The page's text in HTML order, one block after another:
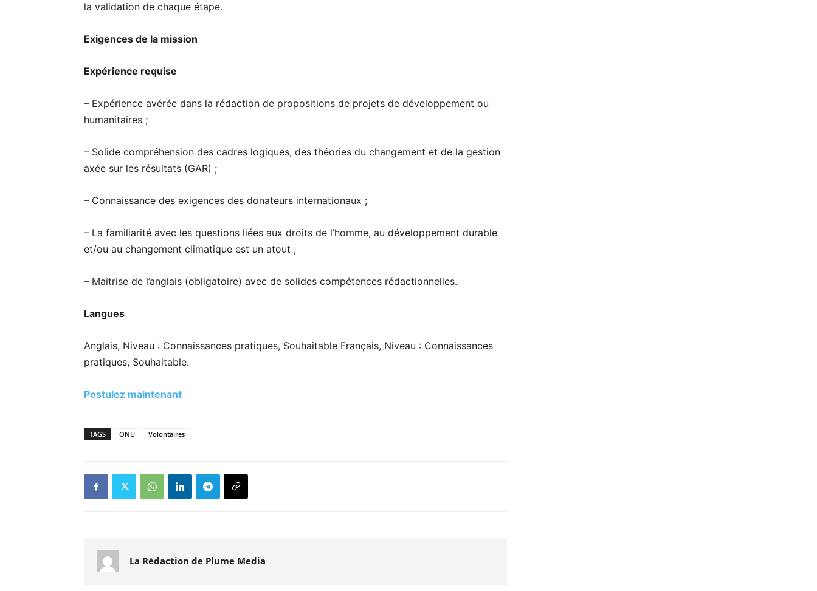
la validation de chaque étape.
Exigences de la mission
Expérience requise
– Expérience avérée dans la rédaction de propositions de projets de développement ou
humanitaires ;
– Solide compréhension des cadres logiques, des théories du changement et de la gestion
axée sur les résultats (GAR) ;
– Connaissance des exigences des donateurs internationaux ;
– La familiarité avec les questions liées aux droits de l’homme, au développement durable
et/ou au changement climatique est un atout ;
– Maîtrise de l’anglais (obligatoire) avec de solides compétences rédactionnelles.
Langues
Anglais, Niveau : Connaissances pratiques, Souhaitable Français, Niveau : Connaissances
pratiques, Souhaitable.
Postulez maintenant
TAGS ONU Volontaires
La Rédaction de Plume Media